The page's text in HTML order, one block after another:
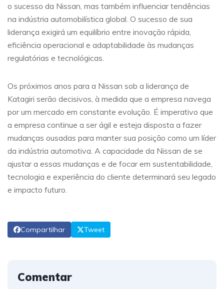
o sucesso da Nissan, mas também influenciar tendências
na indústria automobilística global. O sucesso de sua
liderança exigirá um equilíbrio entre inovação rápida,
eficiência operacional e adaptabilidade às mudanças
regulatórias e tecnológicas.
Os próximos anos para a Nissan sob a liderança de
Katagiri serão decisivos, à medida que a empresa navega
por um mercado em constante evolução. É imperativo que
a empresa continue a ser ágil e esteja disposta a fazer
mudanças ousadas para manter sua posição como um líder
da indústria automotiva. A capacidade da Nissan de se
ajustar a essas mudanças e de focar em sustentabilidade,
tecnologia e experiência do cliente determinará seu legado
e impacto futuro.
Compartilhar Tweet
Comentar